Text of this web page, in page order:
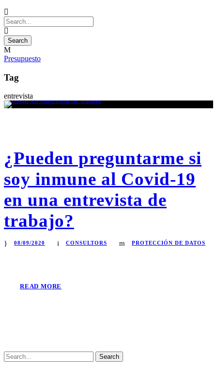
Presupuesto
Tag
entrevista
¿Pueden preguntarme si
soy inmune al Covid-19
en una entrevista de
trabajo?
08/09/2020 CONSULTORS PROTECCIÓN DE DATOS
READ MORE